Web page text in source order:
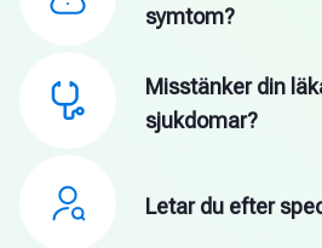
symtom?
Misstänker din
sjukdomar?
Letar du efter